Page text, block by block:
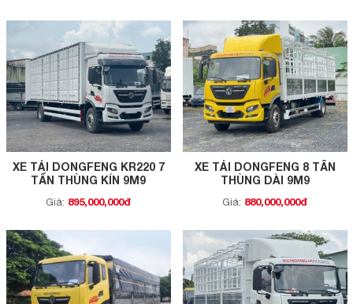
XE TẢI DONGFENG KR220 7
TẤN THÙNG KÍN 9M9
Giá: 895,000,000đ
XE TẢI DONGFENG 8 TẤN
THÙNG DÀI 9M9
Giá: 880,000,000đ